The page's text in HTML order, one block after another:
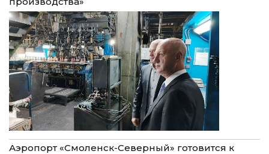
Аэропорт «Смоленск-Северный» готовится к